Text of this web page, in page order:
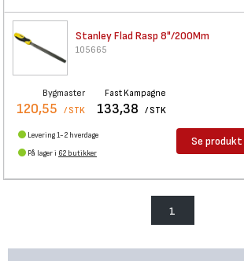
Stanley Flad Rasp 8"/200Mm
105665
Bygmaster
120,55 / STK
Fast Kampagne
133,38 / STK
Levering 1-2 hverdage
På lager i 62 butikker
Se produkt
1